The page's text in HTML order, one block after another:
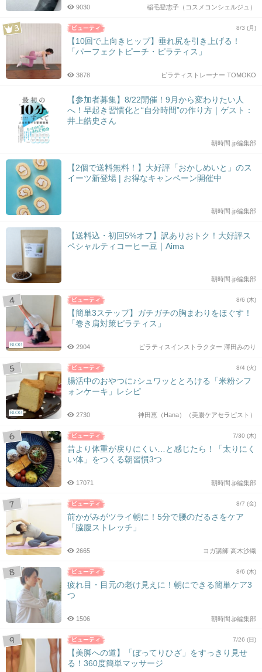
稲毛登志子（コスメコンシェルジュ）
9030
8/3 (月)
【10回で上向きヒップ】垂れ尻を引き上げる！
「パーフェクトピーチ・ピラティス」
ピラティストレーナー TOMOKO
3878
【参加者募集】8/22開催！9月から変わりたい人
へ！早起き習慣化と“自分時間”の作り方｜ゲスト：
井上皓史さん
朝時間.jp編集部
【2個で送料無料！】大好評「おかしめいと」のス
イーツ新登場 | お得なキャンペーン開催中
朝時間.jp編集部
【送料込・初回5%オフ】訳ありおトク！大好評ス
ペシャルティコーヒー豆｜Aima
朝時間.jp編集部
BLOG
8/6 (木)
【簡単3ステップ】ガチガチの胸まわりをほぐす！
「巻き肩対策ピラティス」
ピラティスインストラクター 澤田みのり
2904
BLOG
8/4 (火)
腸活中のおやつに♪シュワッととろける「米粉シフ
ォンケーキ」レシピ
神田恵（Hana）（美腸ケアセラピスト）
2730
7/30 (木)
昔より体重が戻りにくい…と感じたら！「太りにく
い体」をつくる朝習慣3つ
朝時間.jp編集部
17071
8/7 (金)
前かがみがツライ朝に！5分で腰のだるさをケア
「脇腹ストレッチ」
ヨガ講師 高木沙織
2665
8/6 (木)
疲れ目・目元の老け見えに！朝にできる簡単ケア3
つ
朝時間.jp編集部
1506
7/26 (日)
【美脚への道】「ぼってりひざ」をすっきり見せ
る！360度簡単マッサージ